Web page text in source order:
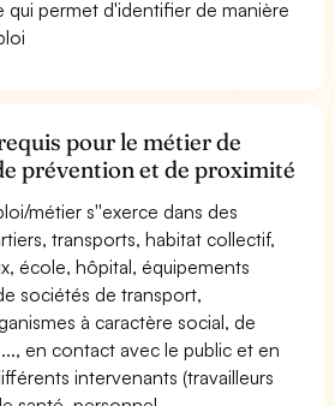
qui permet d'identifier de manière
pour le métier de
prévention et de proximité
métier s''exerce dans des
transports, habitat collectif,
école, hôpital, équipements
sociétés de transport,
à caractère social, de
en contact avec le public et en
intervenants (travailleurs